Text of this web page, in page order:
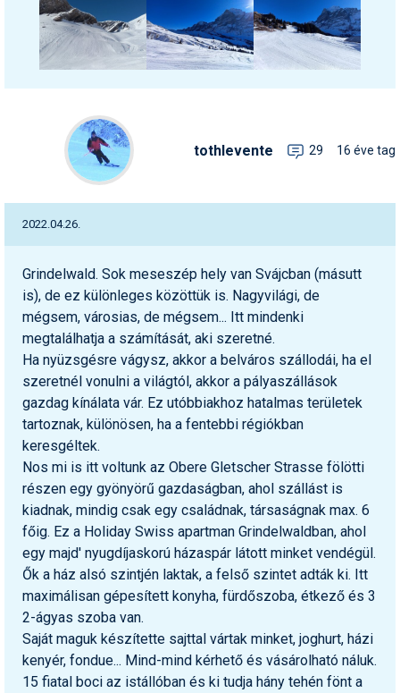
Síléc
Símánia
Síruházat
Síszerviz
Sítechnika
Snowboard
Snowboardfelszerelés
Sportorvos
Szakértők
Szánkó
Szótárak
Telemark
Téli sportok
Termékajánló
Történelem
Túrasí
Utasbiztosítás
tothlevente 29 16 éve tag
2022.04.26.
Grindelwald. Sok meseszép hely van Svájcban (másutt
is), de ez különleges közöttük is. Nagyvilági, de
mégsem, városias, de mégsem... Itt mindenki
megtalálhatja a számítását, aki szeretné.
Ha nyüzsgésre vágysz, akkor a belváros szállodái, ha el
szeretnél vonulni a világtól, akkor a pályaszállások
gazdag kínálata vár. Ez utóbbiakhoz hatalmas területek
tartoznak, különösen, ha a fentebbi régiókban
keresgéltek.
Nos mi is itt voltunk az Obere Gletscher Strasse fölötti
részen egy gyönyörű gazdaságban, ahol szállást is
kiadnak, mindig csak egy családnak, társaságnak max. 6
főig. Ez a Holiday Swiss apartman Grindelwaldban, ahol
egy majd' nyugdíjaskorú házaspár látott minket vendégül.
Ők a ház alsó szintjén laktak, a felső szintet adták ki. Itt
maximálisan gépesített konyha, fürdőszoba, étkező és 3
2-ágyas szoba van.
Saját maguk készítette sajttal vártak minket, joghurt, házi
kenyér, fondue... Mind-mind kérhető és vásárolható náluk.
15 fiatal boci az istállóban és ki tudja hány tehén fönt a